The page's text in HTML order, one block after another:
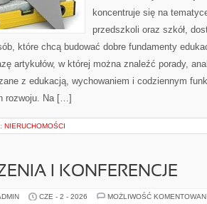
koncentruje się na
przedszkoli oraz szkół,
które chcą budować dobre fundamenty
artykułów, w której można znaleźć porady,
z edukacją, wychowaniem i codziennym
rozwoju. Na […]
NIERUCHOMOŚCI
I KONFERENCJE
CZE - 2 - 2026 MOŻLIWOŚĆ